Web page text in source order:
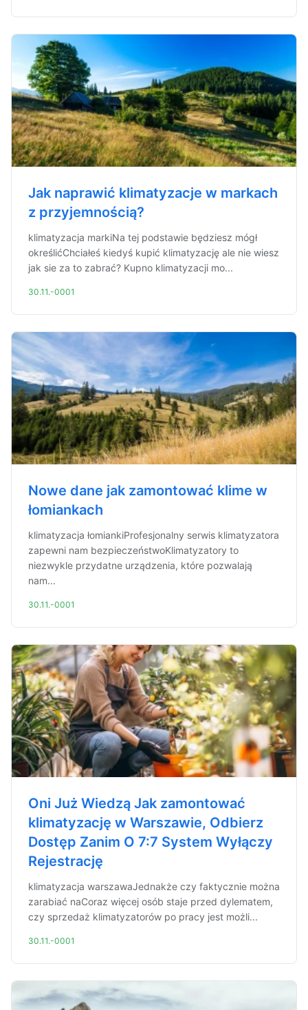
Jak naprawić klimatyzacje w markach
z przyjemnością?
klimatyzacja markiNa tej podstawie będziesz mógł
określićChciałeś kiedyś kupić klimatyzację ale nie wiesz
jak sie za to zabrać? Kupno klimatyzacji mo...
30.11.-0001
Nowe dane jak zamontować klime w
łomiankach
klimatyzacja łomiankiProfesjonalny serwis klimatyzatora
zapewni nam bezpieczeństwoKlimatyzatory to
niezwykle przydatne urządzenia, które pozwalają
nam...
30.11.-0001
Oni Już Wiedzą Jak zamontować
klimatyzację w Warszawie, Odbierz
Dostęp Zanim O 7:7 System Wyłączy
Rejestrację
klimatyzacja warszawaJednakże czy faktycznie można
zarabiać naCoraz więcej osób staje przed dylematem,
czy sprzedaż klimatyzatorów po pracy jest możli...
30.11.-0001